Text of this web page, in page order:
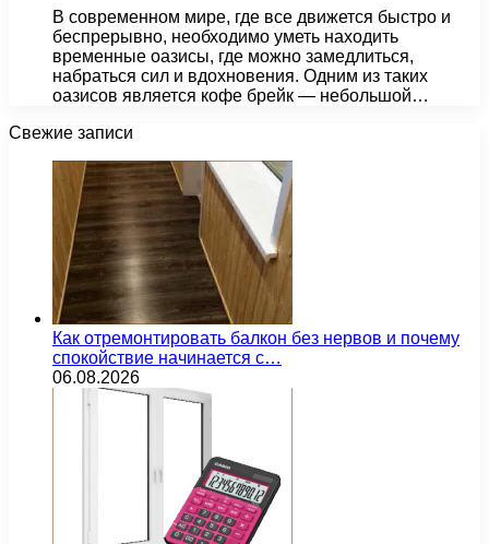
В современном мире, где все движется быстро и
беспрерывно, необходимо уметь находить
временные оазисы, где можно замедлиться,
набраться сил и вдохновения. Одним из таких
оазисов является кофе брейк — небольшой…
Свежие записи
Как отремонтировать балкон без нервов и почему
спокойствие начинается с…
06.08.2026